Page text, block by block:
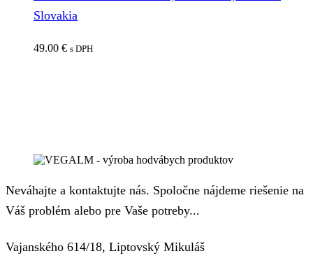
Slovakia
49.00 € s DPH
Neváhajte a kontaktujte nás. Spoločne nájdeme riešenie na
Váš problém alebo pre Vaše potreby...
Vajanského 614/18, Liptovský Mikuláš